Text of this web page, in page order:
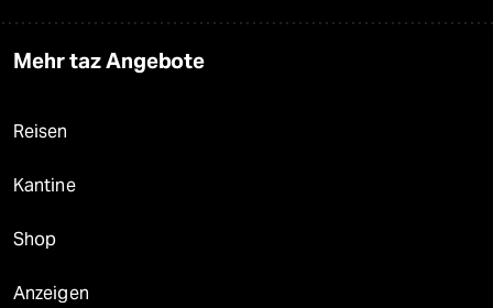
Mehr taz Angebote
Reisen
Kantine
Shop
Anzeigen